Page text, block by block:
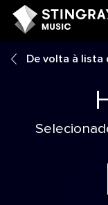
De volta à lista